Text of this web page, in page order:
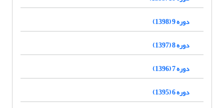
دوره 9 (1398)
دوره 8 (1397)
دوره 7 (1396)
دوره 6 (1395)